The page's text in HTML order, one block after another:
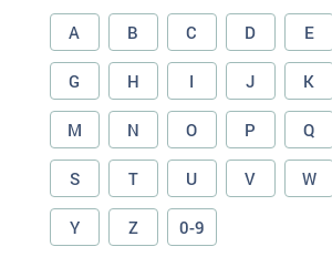
A B C D E
G H I J K
M N O P Q
S T U V W
Y Z 0-9